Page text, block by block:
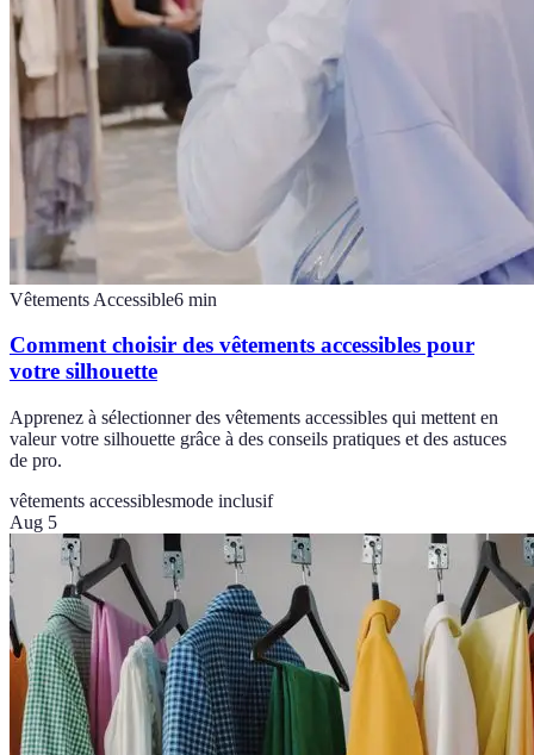
Vêtements Accessible6 min
Comment choisir des vêtements accessibles pour
votre silhouette
Apprenez à sélectionner des vêtements accessibles qui mettent en
valeur votre silhouette grâce à des conseils pratiques et des astuces
de pro.
vêtements accessiblesmode inclusif
Aug 5